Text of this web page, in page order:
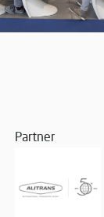
Partner